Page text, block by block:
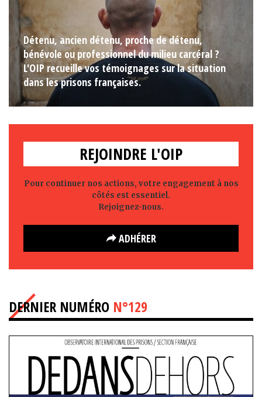
Détenu, ancien détenu, proche de détenu,
bénévole ou professionnel du milieu carcéral ?
L'OIP recueille vos témoignages sur la situation
dans les prisons françaises.
REJOINDRE L'OIP
Pour continuer nos actions, votre engagement à nos
côtés est essentiel.
Rejoignez-nous.
ADHÉRER
DERNIER NUMÉRO N°129